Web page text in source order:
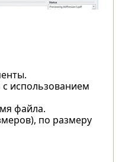
с использованием
файла.
по размеру